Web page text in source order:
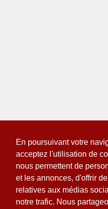
En poursuivant votre
acceptez l'utilisation de
nous permettent de
et les annonces, d'offrir
relatives aux médias
notre trafic. Nous